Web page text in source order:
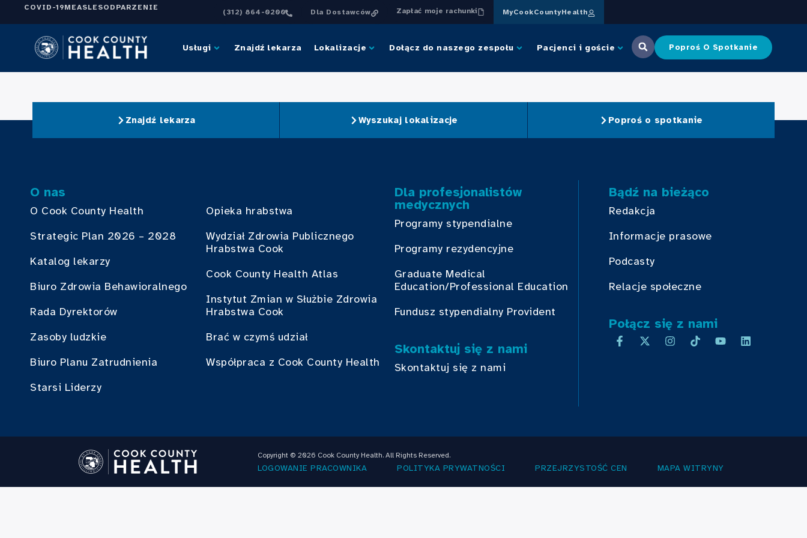
COVID-19MEASLESODPARZENIE
(312) 864-0200 Dla Dostawców Zapłać moje rachunki MyCookCountyHealth
Usługi Znajdź lekarza Lokalizacje Dołącz do naszego zespołu Pacjenci i goście Poproś O Spotkanie
Znajdź lekarza Wyszukaj lokalizacje Poproś o spotkanie
O nas
O Cook County Health
Strategic Plan 2026 – 2028
Katalog lekarzy
Biuro Zdrowia Behawioralnego
Rada Dyrektorów
Zasoby ludzkie
Biuro Planu Zatrudnienia
Starsi Liderzy
Opieka hrabstwa
Wydział Zdrowia Publicznego
Hrabstwa Cook
Cook County Health Atlas
Instytut Zmian w Służbie Zdrowia
Hrabstwa Cook
Brać w czymś udział
Współpraca z Cook County Health
Dla profesjonalistów
medycznych
Programy stypendialne
Programy rezydencyjne
Graduate Medical
Education/Professional Education
Fundusz stypendialny Provident
Skontaktuj się z nami
Skontaktuj się z nami
Bądź na bieżąco
Redakcja
Informacje prasowe
Podcasty
Relacje społeczne
Połącz się z nami
Copyright © 2026 Cook County Health. All Rights Reserved.
LOGOWANIE PRACOWNIKA POLITYKA PRYWATNOŚCI PRZEJRZYSTOŚĆ CEN MAPA WITRYNY